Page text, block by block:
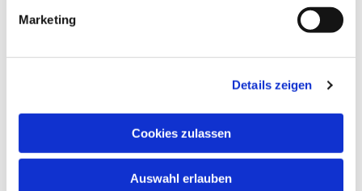
Marketing
Details zeigen
Cookies zulassen
Auswahl erlauben